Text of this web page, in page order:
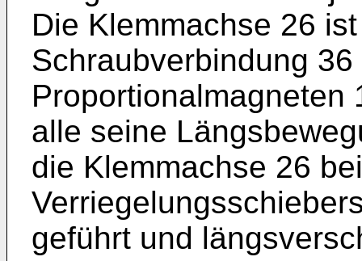
Die Klemmachse 26
Schraubverbindung
Proportionalmagneten
alle seine
die Klemmachse 26
geführt und